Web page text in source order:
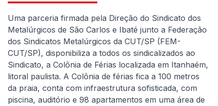
Uma parceria firmada pela Direção do Sindicato dos
Metalúrgicos de São Carlos e Ibaté junto a Federação
dos Sindicatos Metalúrgicos da CUT/SP (FEM-
CUT/SP), disponibiliza a todos os sindicalizados ao
Sindicato, a Colônia de Férias localizada em Itanhaém,
litoral paulista. A Colônia de férias fica a 100 metros
da praia, conta com infraestrutura sofisticada, com
piscina, auditório e 98 apartamentos em uma área de